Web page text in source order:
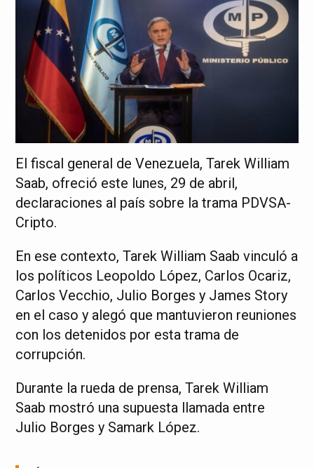
El fiscal general de Venezuela, Tarek William
Saab, ofreció este lunes, 29 de abril,
declaraciones al país sobre la trama PDVSA-
Cripto.
En ese contexto, Tarek William Saab vinculó a
los políticos Leopoldo López, Carlos Ocariz,
Carlos Vecchio, Julio Borges y James Story
en el caso y alegó que mantuvieron reuniones
con los detenidos por esta trama de
corrupción.
Durante la rueda de prensa, Tarek William
Saab mostró una supuesta llamada entre
Julio Borges y Samark López.